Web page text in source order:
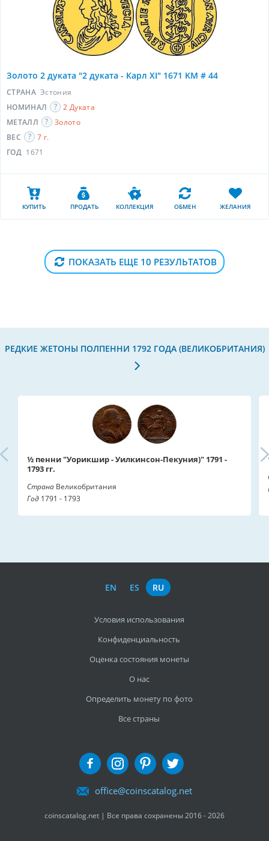
Золото 2 дуката "2 дуката - Карл XI" 1671 KM # 44
СТРАНА Эстония
НОМИНАЛ
2 Дуката
МЕТАЛЛ
Золото
ВЕС
7 г.
ГОД 1671
КУПИТЬ ПРОДАТЬ КОЛЛЕКЦИЯ ОБМЕН ЖЕЛАНИЯ
ПОКАЗАТЬ ЕЩЕ 10 РЕЗУЛЬТАТОВ
РЕДКИЕ ЖЕТОНЫ ПОЛПЕННИ 1792 ГОДА (ВЕЛИКОБРИТАНИЯ)
½ пенни "Уорикшир - Уилкинсон-Пекуния)" 1791 -
1793 гг.
Страна Великобритания
Год 1791 - 1793
EN ES RU
Условия использования
Конфиденциальность
Оценка состояния монеты
О нас
Определить монету по фото
Все страны
office@coinscatalog.net
coinscatalog.net | Все права сохранены 2016 - 2026